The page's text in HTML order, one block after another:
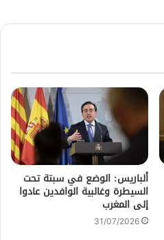
ألباريس: الوضع في سبتة تحت
السيطرة وغالبية الوافدين عادوا
إلى المغرب
31/07/2026